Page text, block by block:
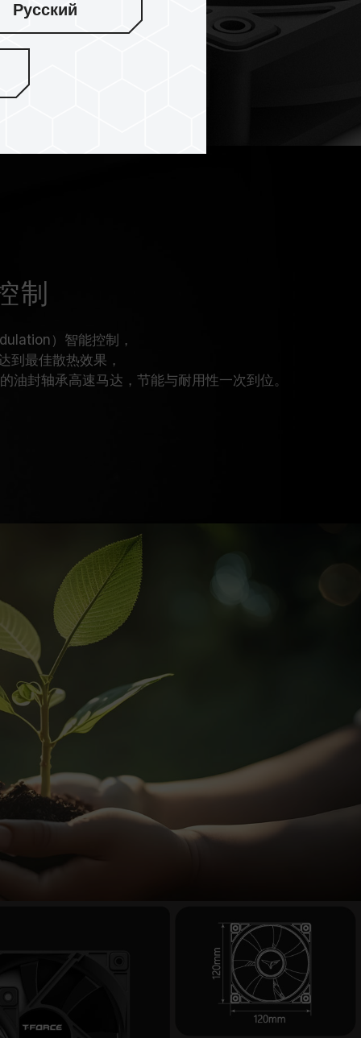
制
）智能控制，
到最佳散热效果，
油封轴承高速马达，节能与耐用性一次到位。
Русский